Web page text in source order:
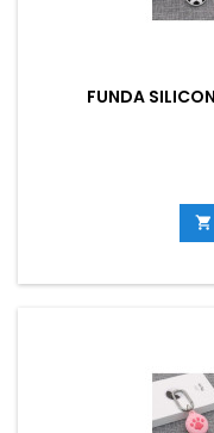
FUNDA
